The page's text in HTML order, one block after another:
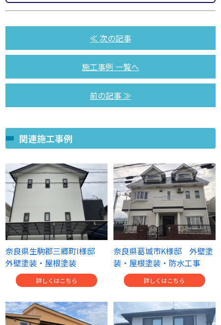
≪ 次の記事
施工事例 一覧へ
前の記事 ≫
関連施工事例
奈良県生駒郡三郷町I様邸
外壁塗装・屋根塗装
詳しくはこちら
奈良県葛城市K様邸 外壁塗
装・屋根塗装・防水工事
詳しくはこちら